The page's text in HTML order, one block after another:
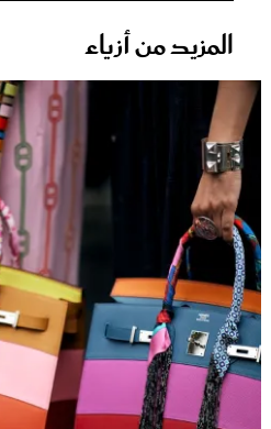
المزيد من أزياء